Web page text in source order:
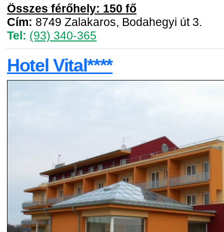
Összes férőhely: 150 fő
Cím: 8749 Zalakaros, Bodahegyi út 3.
Tel: (93) 340-365
Hotel Vital****